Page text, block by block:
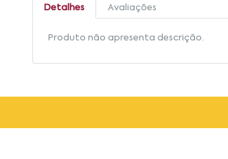
Detalhes Avaliações
Produto não apresenta descrição.